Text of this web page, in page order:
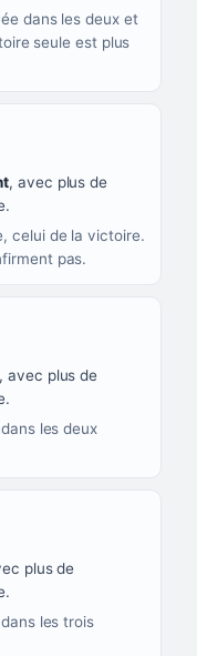
dans les deux et
seule est plus
, avec plus de
celui de la victoire.
pas.
, avec plus de
les deux
plus de
les trois